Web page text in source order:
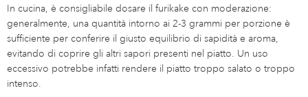
In cucina, è consigliabile dosare il furikake con moderazione:
generalmente, una quantità intorno ai 2-3 grammi per porzione è
sufficiente per conferire il giusto equilibrio di sapidità e aroma,
evitando di coprire gli altri sapori presenti nel piatto. Un uso
eccessivo potrebbe infatti rendere il piatto troppo salato o troppo
intenso.